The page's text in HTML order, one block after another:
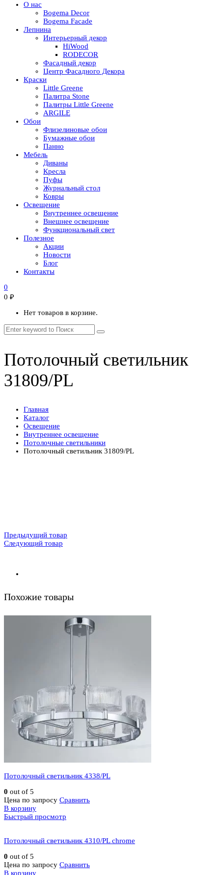
О нас
Bogema Decor
Bogema Facade
Лепнина
Интерьерный декор
HiWood
RODECOR
Фасадный декор
Центр Фасадного Декора
Краски
Little Greene
Палитра Stone
Палитры Little Greene
ARGILE
Обои
Флизелиновые обои
Бумажные обои
Панно
Мебель
Диваны
Кресла
Пуфы
Журнальный стол
Ковры
Освещение
Внутреннее освещение
Внешнее освещение
Функциональный свет
Полезное
Акции
Новости
Блог
Контакты
0
0 ₽
Нет товаров в корзине.
Потолочный светильник
31809/PL
Главная
Каталог
Освещение
Внутреннее освещение
Потолочные светильники
Потолочный светильник 31809/PL
Предыдущий товар
Следующий товар
Похожие товары
Потолочный светильник 4338/PL
0 out of 5
Цена по запросу Сравнить
В корзину
Быстрый просмотр
Потолочный светильник 4310/PL chrome
0 out of 5
Цена по запросу Сравнить
В корзину